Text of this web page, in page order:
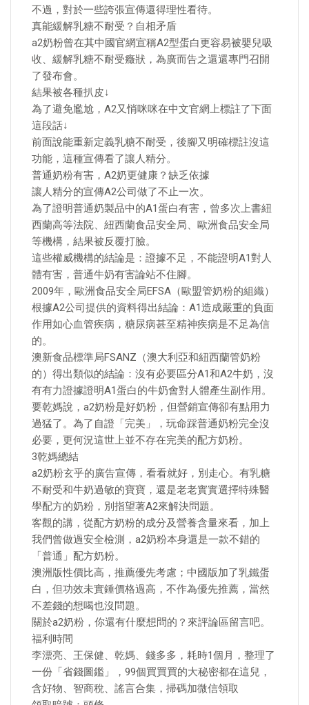
不過，對於一些誇張宣傳還得理性看待。
真能緩解乳糖不耐受？自相矛盾
a2奶粉曾在其中國官網宣稱A2型蛋白更容易被嬰兒吸
收、緩解乳糖不耐受癥狀，為廣而告之還還專門召開
了發布會。
結果被各種扒皮↓
為了避免尷尬，A2又悄咪咪在中文官網上標註了下面
這段話↓
前面說能重新定義乳糖不耐受，後腳又明確標註沒這
功能，這種宣傳看了讓人精分。
普通奶粉有害，A2奶更健康？缺乏依據
讓人精分的宣傳A2公司做了不止一次。
為了證明普通奶製品中的A1蛋白有害，曾多次上書紐
西蘭高等法院、紐西蘭食品安全局、歐洲食品安全局
等機構，結果被反覆打臉。
這些權威機構的結論是：證據不足，不能證明A1對人
體有害，普通牛奶有害論站不住腳。
2009年，歐洲食品安全局EFSA（歐盟管奶粉的組織）
根據A2公司提供的資料得出結論：A1造成嚴重的負面
作用如心血管疾病，糖尿病甚至精神疾病是不足為信
的。
澳新食品標準局FSANZ（澳大利亞和紐西蘭管奶粉
的）得出類似的結論：沒有必要區分A1和A2牛奶，沒
有有力證據證明A1蛋白的牛奶會對人體產生副作用。
要乾媽說，a2奶粉是好奶粉，但營銷宣傳卻有點用力
過猛了。為了自證「完美」，玩命踩普通奶粉完全沒
必要，更何況這世上並不存在完美的配方奶粉。
3乾媽總結
a2奶粉玄乎的廣告宣傳，看看就好，別走心。有乳糖
不耐受和牛奶過敏的寶寶，還是老老實實選擇特殊醫
學配方的奶粉，別指望著A2來解決問題。
客觀的講，從配方奶粉的成分及營養含量來看，加上
我們曾做過安全檢測，a2奶粉本身還是一款不錯的
「普通」配方奶粉。
澳洲版性價比高，推薦優先考慮；中國版加了乳鐵蛋
白，但功效未實錘價格過高，不作為優先推薦，當然
不差錢的想喝也沒問題。
關於a2奶粉，你還有什麼想問的？來評論區留言吧。
福利時間
李漂亮、王保健、乾媽、錢多多，耗時1個月，整理了
一份「省錢圖鑑」，99個買買買的大秘密都在這兒，
含好物、智商稅、謠言合集，掃碼加微信領取